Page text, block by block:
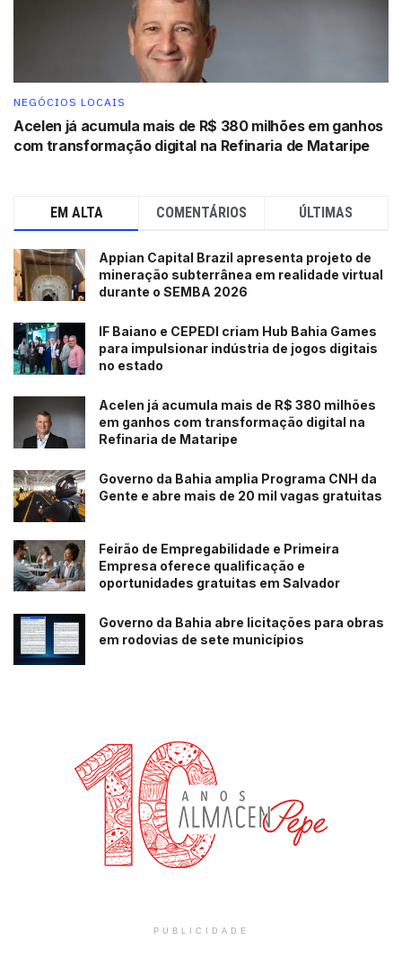
NEGÓCIOS LOCAIS
Acelen já acumula mais de R$ 380 milhões em ganhos
com transformação digital na Refinaria de Mataripe
EM ALTA COMENTÁRIOS ÚLTIMAS
Appian Capital Brazil apresenta projeto de
mineração subterrânea em realidade virtual
durante o SEMBA 2026
IF Baiano e CEPEDI criam Hub Bahia Games
para impulsionar indústria de jogos digitais
no estado
Acelen já acumula mais de R$ 380 milhões
em ganhos com transformação digital na
Refinaria de Mataripe
Governo da Bahia amplia Programa CNH da
Gente e abre mais de 20 mil vagas gratuitas
Feirão de Empregabilidade e Primeira
Empresa oferece qualificação e
oportunidades gratuitas em Salvador
Governo da Bahia abre licitações para obras
em rodovias de sete municípios
PUBLICIDADE